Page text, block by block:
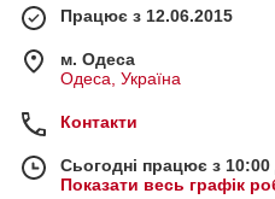
Працює з 12.06.2015
м. Одеса
Одеса, Україна
Контакти
Сьогодні працює з
Показати весь графік